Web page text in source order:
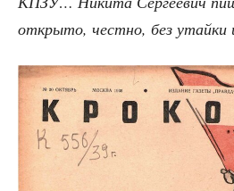
откры­то, чест­но, без утай­ки